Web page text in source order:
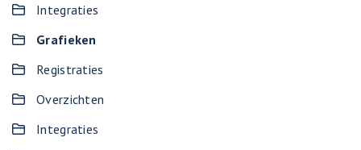
Integraties
Grafieken
Registraties
Overzichten
Integraties